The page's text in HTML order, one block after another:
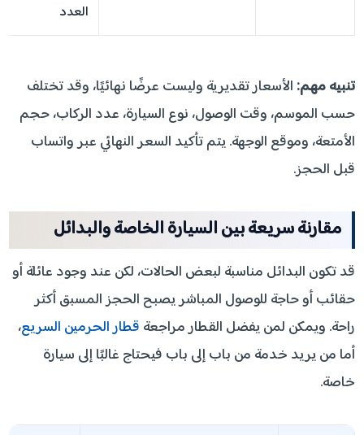
العدد
تنبيه مهم: الأسعار تقديرية وليست عرضًا نهائيًا، وقد تختلف
حسب الموسم، وقت الوصول، نوع السيارة، عدد الركاب، حجم
الأمتعة، وموقع الوجهة. يتم تأكيد السعر النهائي عبر واتساب
قبل الحجز.
مقارنة سريعة بين السيارة الخاصة والبدائل
قد تكون البدائل مناسبة لبعض الحالات، لكن عند وجود عائلة أو
حقائب أو حاجة للوصول المباشر يصبح الحجز المسبق أكثر
راحة. ويمكن لمن يفضل القطار مراجعة قطار الحرمين السريع،
أما من يريد خدمة من باب إلى باب فيحتاج غالبًا إلى سيارة
خاصة.